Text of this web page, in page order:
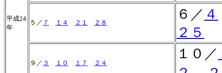
平成24
年
５／ ７ １４ ２１ ２８
６／ ４
２５
９／ ３ １０ １７ ２４
１０／